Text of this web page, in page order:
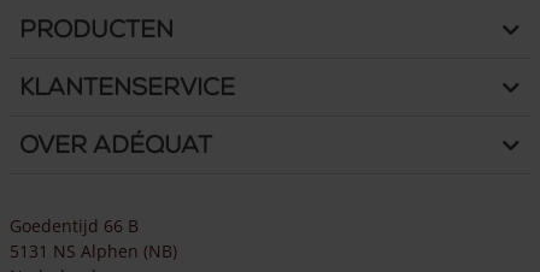
Producten
Klantenservice
Over Adéquat
Goedentijd 66 B
5131 NS Alphen (NB)